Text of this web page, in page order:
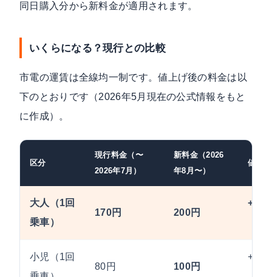
同日購入分から新料金が適用されます。
いくらになる？現行との比較
市電の運賃は全線均一制です。値上げ後の料金は以
下のとおりです（2026年5月現在の公式情報をもと
に作成）。
区分
現行料金（〜
2026年7月）
新料金（2026
年8月〜）
値上
大人（1回
乗車）
170円 200円
+30
小児（1回
80円 100円
+20